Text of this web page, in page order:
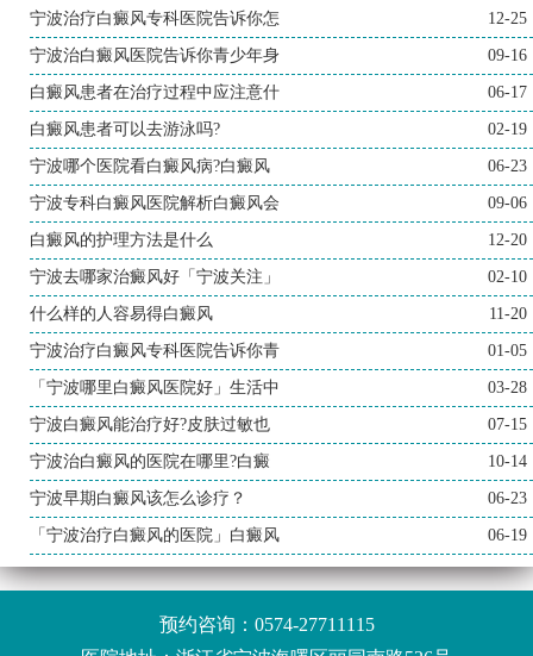
宁波治疗白癜风专科医院告诉你怎 12-25
宁波治白癜风医院告诉你青少年身 09-16
白癜风患者在治疗过程中应注意什 06-17
白癜风患者可以去游泳吗? 02-19
宁波哪个医院看白癜风病?白癜风 06-23
宁波专科白癜风医院解析白癜风会 09-06
白癜风的护理方法是什么 12-20
宁波去哪家治癜风好「宁波关注」 02-10
什么样的人容易得白癜风 11-20
宁波治疗白癜风专科医院告诉你青 01-05
「宁波哪里白癜风医院好」生活中 03-28
宁波白癜风能治疗好?皮肤过敏也 07-15
宁波治白癜风的医院在哪里?白癜 10-14
宁波早期白癜风该怎么诊疗？ 06-23
「宁波治疗白癜风的医院」白癜风 06-19
预约咨询： 0574-27711115